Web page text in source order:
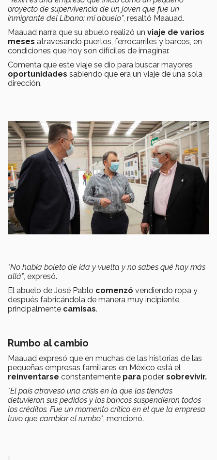
proyecto de supervivencia de un joven que fue un
inmigrante del Líbano: mi abuelo”, resaltó Maauad.
Maauad narra que su abuelo realizó un viaje de varios
meses atravesando puertos, ferrocarriles y barcos, en
condiciones que hoy son difíciles de imaginar.
Comenta que este viaje se dio para buscar mayores
oportunidades sabiendo que era un viaje de una sola
dirección.
"No había boleto de ida y vuelta y no sabes qué hay más
allá" , expresó.
El abuelo de José Pablo comenzó vendiendo ropa y
después fabricándola de manera muy incipiente,
principalmente camisas.
Rumbo al cambio
Maauad expresó que en muchas de las historias de las
pequeñas empresas familiares en México está el
reinventarse constantemente para poder sobrevivir.
"El país atravesó una crisis en la que las tiendas
detuvieron sus pedidos y los bancos suspendieron todos
los créditos. Fue un momento crítico en el que la empresa
tuvo que cambiar el rumbo" , mencionó.